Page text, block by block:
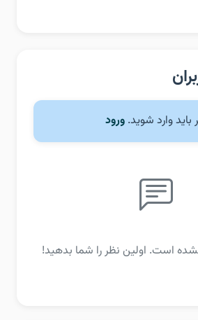
وارد شوید. ورود
است. اولین نظر را شما بدهید!